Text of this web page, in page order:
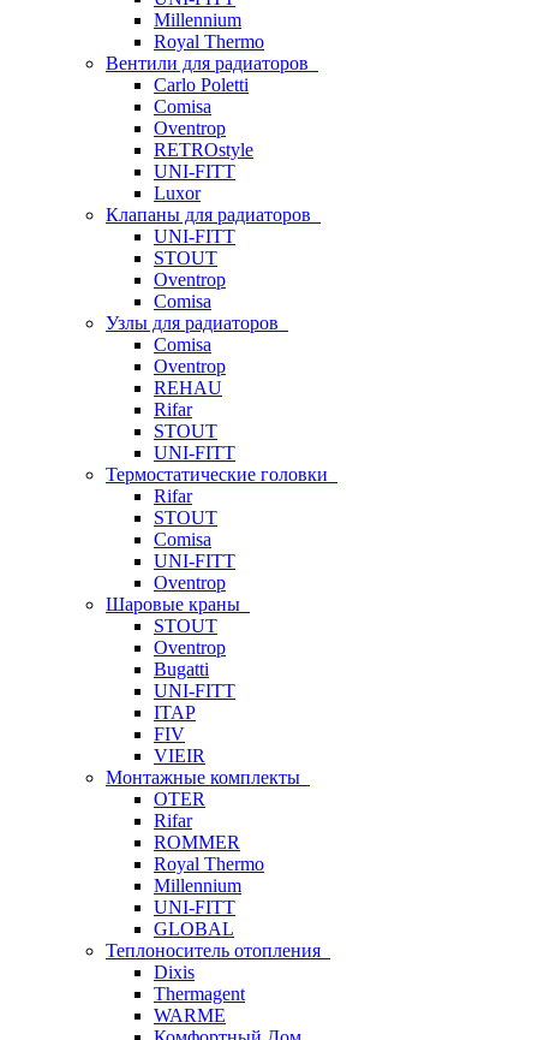
Millennium
Royal Thermo
Вентили для радиаторов
Carlo Poletti
Comisa
Oventrop
RETROstyle
UNI-FITT
Luxor
Клапаны для радиаторов
UNI-FITT
STOUT
Oventrop
Comisa
Узлы для радиаторов
Comisa
Oventrop
REHAU
Rifar
STOUT
UNI-FITT
Термостатические головки
Rifar
STOUT
Comisa
UNI-FITT
Oventrop
Шаровые краны
STOUT
Oventrop
Bugatti
UNI-FITT
ITAP
FIV
VIEIR
Монтажные комплекты
OTER
Rifar
ROMMER
Royal Thermo
Millennium
UNI-FITT
GLOBAL
Теплоноситель отопления
Dixis
Thermagent
WARME